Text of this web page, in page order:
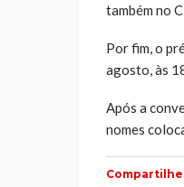
também no
Por fim, o
agosto, às
Após a
nomes
Compartilhe